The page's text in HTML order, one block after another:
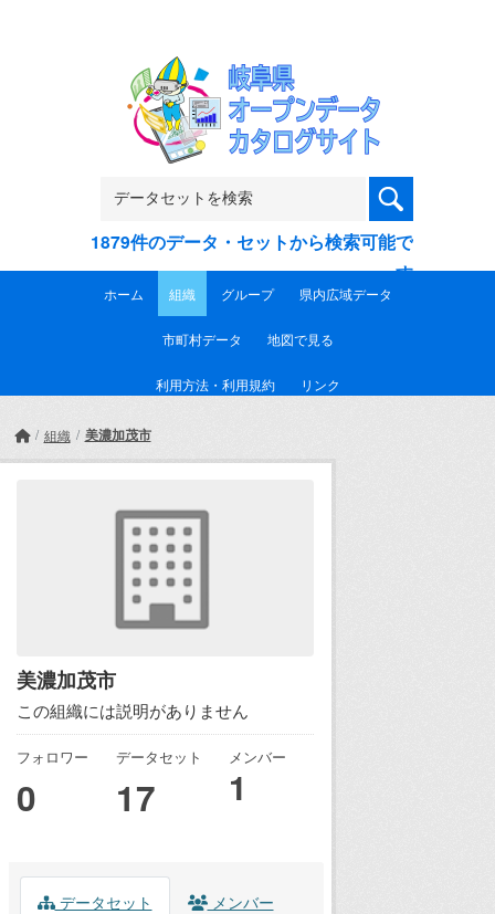
1879件のデータ・セットから検索可能で
す
ホーム 組織 グループ 県内広域データ
市町村データ 地図で見る
利用方法・利用規約 リンク
組織 美濃加茂市
美濃加茂市
この組織には説明がありません
フォロワー
0
データセット
17
メンバー
1
データセット メンバー